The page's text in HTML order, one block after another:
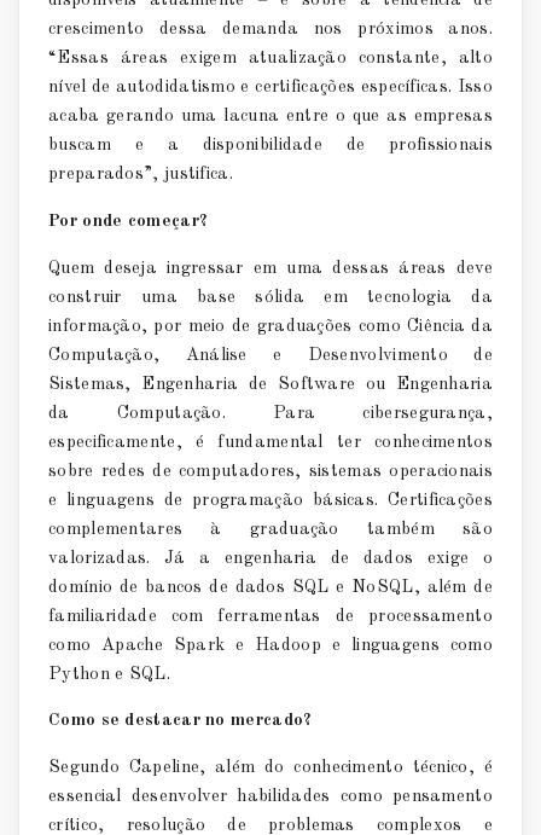
crescimento dessa demanda nos próximos anos.
“Essas áreas exigem atualização constante, alto
nível de autodidatismo e certificações específicas. Isso
acaba gerando uma lacuna entre o que as empresas
buscam e a disponibilidade de profissionais
preparados”, justifica.
Por onde começar?
Quem deseja ingressar em uma dessas áreas deve
construir uma base sólida em tecnologia da
informação, por meio de graduações como Ciência da
Computação, Análise e Desenvolvimento de
Sistemas, Engenharia de Software ou Engenharia
da Computação. Para cibersegurança,
especificamente, é fundamental ter conhecimentos
sobre redes de computadores, sistemas operacionais
e linguagens de programação básicas. Certificações
complementares à graduação também são
valorizadas. Já a engenharia de dados exige o
domínio de bancos de dados SQL e NoSQL, além de
familiaridade com ferramentas de processamento
como Apache Spark e Hadoop e linguagens como
Python e SQL.
Como se destacar no mercado?
Segundo Capeline, além do conhecimento técnico, é
essencial desenvolver habilidades como pensamento
crítico, resolução de problemas complexos e